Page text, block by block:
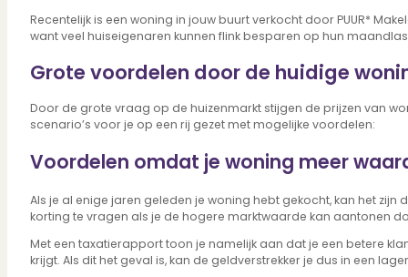
Net te laat? Kijk mee..
Huurwoningen
Nieuwbouw projecten
Diensten
Verkoop
Begeleiding naar een succesvolle verkoop
Aankoop
Samen vinden wij jouw droomwoning
Recentelijk is een woning in jouw buurt verkocht door PUUR*
want veel huiseigenaren kunnen flink besparen op hun
Grote voordelen door de huidige
Door de grote vraag op de huizenmarkt stijgen de prijzen van
scenario’s voor je op een rij gezet met mogelijke voordelen:
Voordelen omdat je woning meer
Als je al enige jaren geleden je woning hebt gekocht, kan het
korting te vragen als je de hogere marktwaarde kan aantonen
Met een taxatierapport toon je namelijk aan dat je een betere
krijgt. Als dit het geval is, kan de geldverstrekker je dus in een